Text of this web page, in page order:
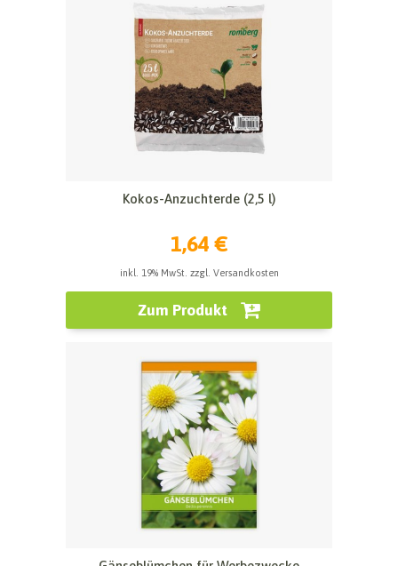
Kokos-Anzuchterde (2,5 l)
1,64 €
inkl. 19% MwSt. zzgl. Versandkosten
Zum Produkt